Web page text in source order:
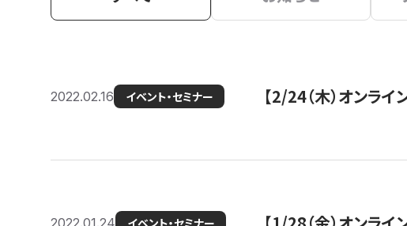
2022.02.16 イベント・セミナー 【2/24（木）オンラ
2022.01.24 イベント・セミナー